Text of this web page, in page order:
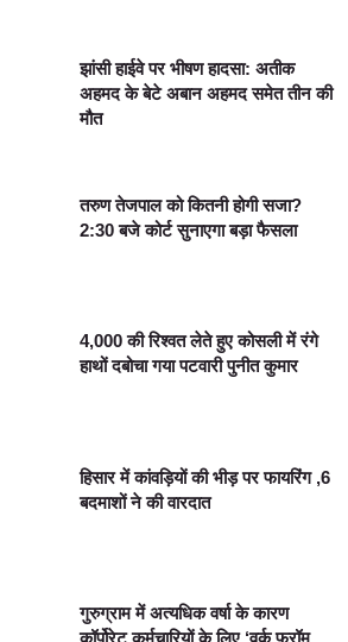
झांसी हाईवे पर भीषण हादसा: अतीक
अहमद के बेटे अबान अहमद समेत तीन की
मौत
तरुण तेजपाल को कितनी होगी सजा?
2:30 बजे कोर्ट सुनाएगा बड़ा फैसला
4,000 की रिश्वत लेते हुए कोसली में रंगे
हाथों दबोचा गया पटवारी पुनीत कुमार
हिसार में कांवड़ियों की भीड़ पर फायरिंग ,6
बदमाशों ने की वारदात
गुरुग्राम में अत्यधिक वर्षा के कारण